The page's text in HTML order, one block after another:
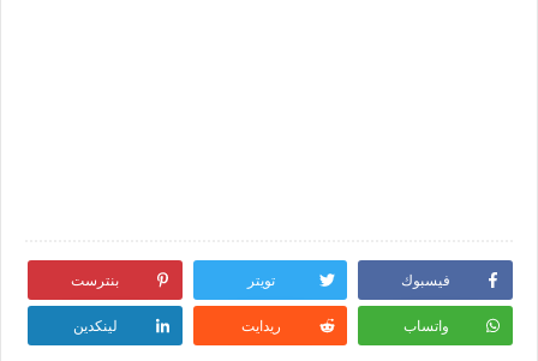
فيسبوك تويتر بنترست
واتساب ريدايت لينكدين